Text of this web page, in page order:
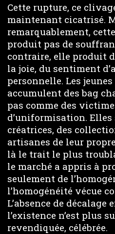
Cette rupture, ce
maintenant cicatrisé.
remarquablement,
produit pas de
contraire, elle produit
la joie, du sentiment
personnelle. Les
accumulent des bag
pas comme des
d’uniformisation.
créatrices, des
artisanes de leur
là le trait le plus
le marché a appris à
seulement de
l’homogénéité vécue
L’absence de décalage
l’existence n’est plus
revendiquée, célébrée.